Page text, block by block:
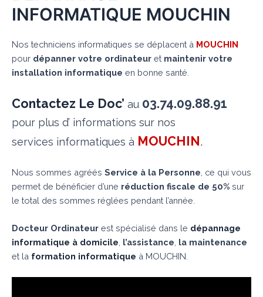
INFORMATIQUE MOUCHIN
Nos techniciens informatiques se déplacent à MOUCHIN
pour dépanner votre ordinateur et maintenir votre
installation informatique en bonne santé.
Contactez Le Doc’ au 03.74.09.88.91
pour plus d’ informations sur nos
services informatiques à MOUCHIN.
Nous sommes agréés Service à la Personne , ce qui vous
permet de bénéficier d’une réduction fiscale de 50% sur
le total des sommes réglées pendant l’année.
Docteur Ordinateur est spécialisé dans le dépannage
informatique à domicile l’assistance la maintenance
et la formation informatique à MOUCHIN.